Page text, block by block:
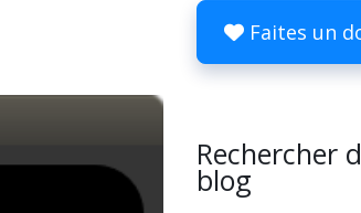
Faites un
Rechercher
blog